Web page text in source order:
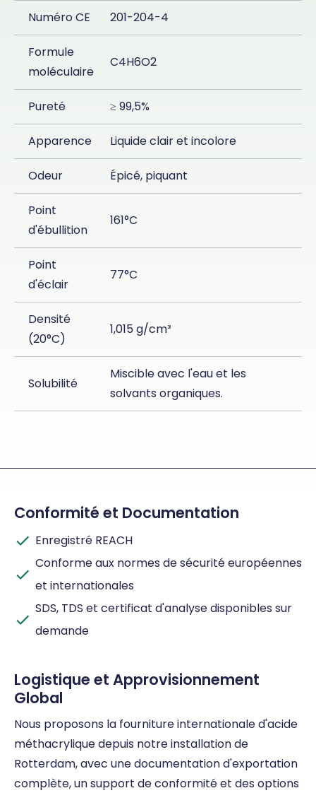
Numéro CE 201-204-4
Formule
moléculaire
C4H6O2
Pureté ≥ 99,5%
Apparence Liquide clair et incolore
Odeur Épicé, piquant
Point
d'ébullition
161°C
Point
d'éclair
77°C
Densité
(20°C)
1,015 g/cm³
Solubilité
Miscible avec l'eau et les
solvants organiques.
Conformité et Documentation
Enregistré REACH
Conforme aux normes de sécurité européennes
et internationales
SDS, TDS et certificat d'analyse disponibles sur
demande
Logistique et Approvisionnement
Global
Nous proposons la fourniture internationale d'acide
méthacrylique depuis notre installation de
Rotterdam, avec une documentation d'exportation
complète, un support de conformité et des options